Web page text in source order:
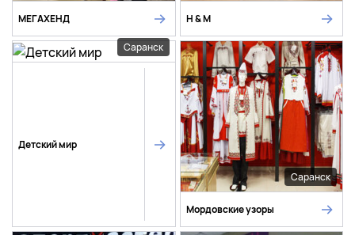
МЕГАХЕНД H & M
Саранск
Детский мир
Саранск
Мордовские узоры